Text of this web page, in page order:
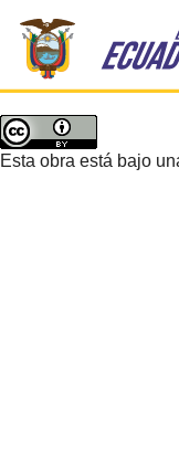
Esta obra está bajo